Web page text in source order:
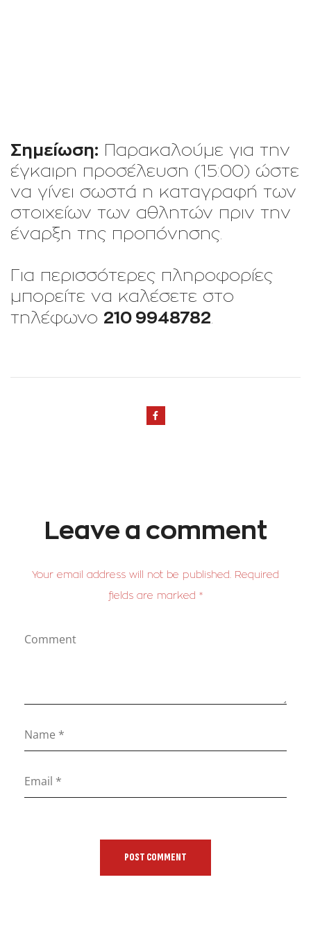
Σημείωση: Παρακαλούμε για την
έγκαιρη προσέλευση (15:00) ώστε
να γίνει σωστά η καταγραφή των
στοιχείων των αθλητών πριν την
έναρξη της προπόνησης.
Για περισσότερες πληροφορίες
μπορείτε να καλέσετε στο
τηλέφωνο 210 9948782
Leave a comment
Your email address will not be published. Required
fields are marked *